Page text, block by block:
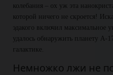
колебания – ох уж эта
которой ничего не скроется!
эдакого включил максимальное
удалось обнаружить планету А-
галактике.
Немножко лжи не